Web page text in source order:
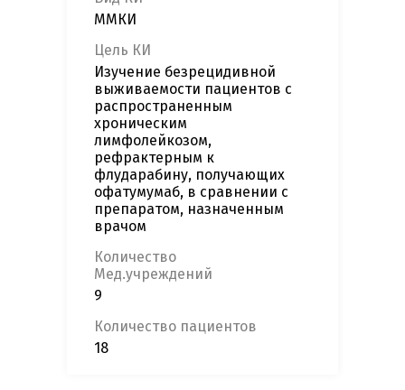
ММКИ
Цель КИ
Изучение безрецидивной
выживаемости пациентов с
распространенным
хроническим
лимфолейкозом,
рефрактерным к
флударабину, получающих
офатумумаб, в сравнении с
препаратом, назначенным
врачом
Количество
Мед.учреждений
9
Количество пациентов
18